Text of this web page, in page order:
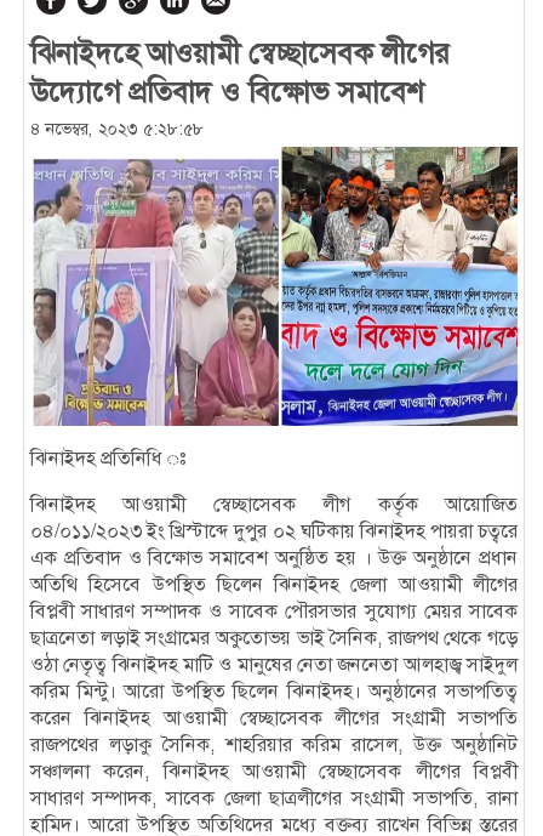
ঝিনাইদহে আওয়ামী স্বেচ্ছাসেবক লীগের
উদ্যোগে প্রতিবাদ ও বিক্ষোভ সমাবেশ
৪ নভেম্বর, ২০২৩ ৫:২৮:৫৮
ঝিনাইদহ প্রতিনিধি ঃ
ঝিনাইদহ আওয়ামী স্বেচ্ছাসেবক লীগ কর্তৃক আয়োজিত
০৪/০১১/২০২৩ ইং খ্রিস্টাব্দে দুপুর ০২ ঘটিকায় ঝিনাইদহ পায়রা চত্বরে
এক প্রতিবাদ ও বিক্ষোভ সমাবেশ অনুষ্ঠিত হয় । উক্ত অনুষ্ঠানে প্রধান
অতিথি হিসেবে উপস্থিত ছিলেন ঝিনাইদহ জেলা আওয়ামী লীগের
বিপ্লবী সাধারণ সম্পাদক ও সাবেক পৌরসভার সুযোগ্য মেয়র সাবেক
ছাত্রনেতা লড়াই সংগ্রামের অকুতোভয় ভাই সৈনিক, রাজপথ থেকে গড়ে
ওঠা নেতৃত্ব ঝিনাইদহ মাটি ও মানুষের নেতা জননেতা আলহাজ্ব সাইদুল
করিম মিন্টু। আরো উপস্থিত ছিলেন ঝিনাইদহ। অনুষ্ঠানের সভাপতিত্ব
করেন ঝিনাইদহ আওয়ামী স্বেচ্ছাসেবক লীগের সংগ্রামী সভাপতি
রাজপথের লড়াকু সৈনিক, শাহরিয়ার করিম রাসেল, উক্ত অনুষ্ঠানিট
সঞ্চালনা করেন, ঝিনাইদহ আওয়ামী স্বেচ্ছাসেবক লীগের বিপ্লবী
সাধারণ সম্পাদক, সাবেক জেলা ছাত্রলীগের সংগ্রামী সভাপতি, রানা
হামিদ। আরো উপস্থিত অতিথিদের মধ্যে বক্তব্য রাখেন বিভিন্ন স্তরের